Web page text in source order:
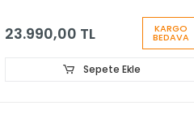
23.990,00 TL KARGO
BEDAVA
Sepete Ekle